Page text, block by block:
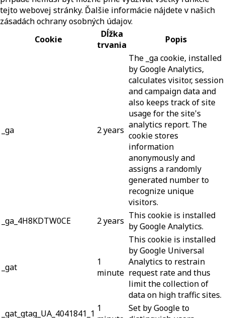
tejto webovej stránky. Ďalšie informácie nájdete v našich
zásadách ochrany osobných údajov.
Cookie
Dĺžka
trvania
Popis
_ga 2 years
The _ga cookie, installed
by Google Analytics,
calculates visitor, session
and campaign data and
also keeps track of site
usage for the site's
analytics report. The
cookie stores
information
anonymously and
assigns a randomly
generated number to
recognize unique
visitors.
_ga_4H8KDTW0CE
2 years This cookie is installed
by Google Analytics.
_gat
1
minute
This cookie is installed
by Google Universal
Analytics to restrain
request rate and thus
limit the collection of
data on high traffic sites.
_gat_gtag_UA_4041841_1 1
Set by Google to